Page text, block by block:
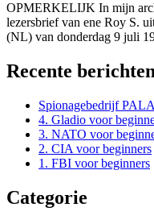
OPMERKELIJK In mijn
lezersbrief van ene Roy S.
(NL) van donderdag 9 juli
Recente
Spionagebedrijf
4. Gladio voor
3. NATO voor
2. CIA voor beginners
1. FBI voor beginners
Categorie